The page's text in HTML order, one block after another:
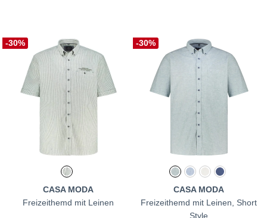
-30%
CASA MODA
Freizeithemd mit Leinen
-30%
CASA MODA
Freizeithemd mit Leinen, Short
Style